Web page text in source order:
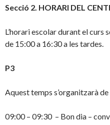
Secció 2. HORARI DEL
L’horari escolar durant el curs
de 15:00 a 16:30 a les tardes.
P3
Aquest temps s’organitzarà
09:00 – 09:30 – Bon dia –